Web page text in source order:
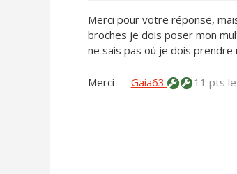
Merci pour votre réponse,
broches je dois poser mon
ne sais pas où je dois prendre
Merci — Gaia63 11 pts